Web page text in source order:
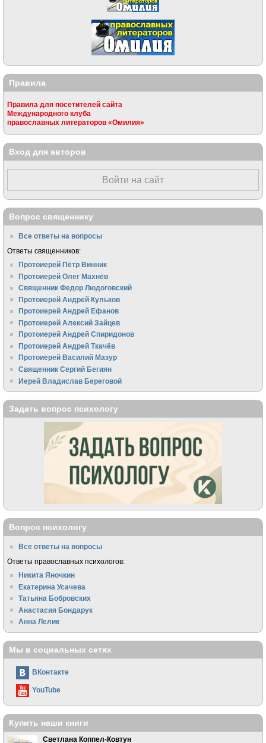
Правила
Правила для посетителей сайта
Международного клуба
православных литераторов «Омилия»
Вход для авторов
Войти на сайт
Вопрос священнику
Все ответы на вопросы
Ответы священников:
Протоиерей Пётр Винник
Протоиерей Олег Махнёв
Священник Федор Людоговский
Протоиерей Андрей Кульков
Протоиерей Андрей Ефанов
Протоиерей Алексий Зайцев
Протоиерей Андрей Спиридонов
Протоиерей Андрей Ткачёв
Протоиерей Василий Мазур
Священник Сергий Бегиян
Иерей Владислав Береговой
Задать вопрос психологу
Вопрос психологу
Все ответы на вопросы
Ответы православных психологов:
Никита Яночкин
Екатерина Усачева
Татьяна Бобровских
Анастасия Бондарук
Анна Лелик
Мы в социальных сетях
ВКонтакте
YouTube
Купить наши книги
Светлана Коппел-Ковтун